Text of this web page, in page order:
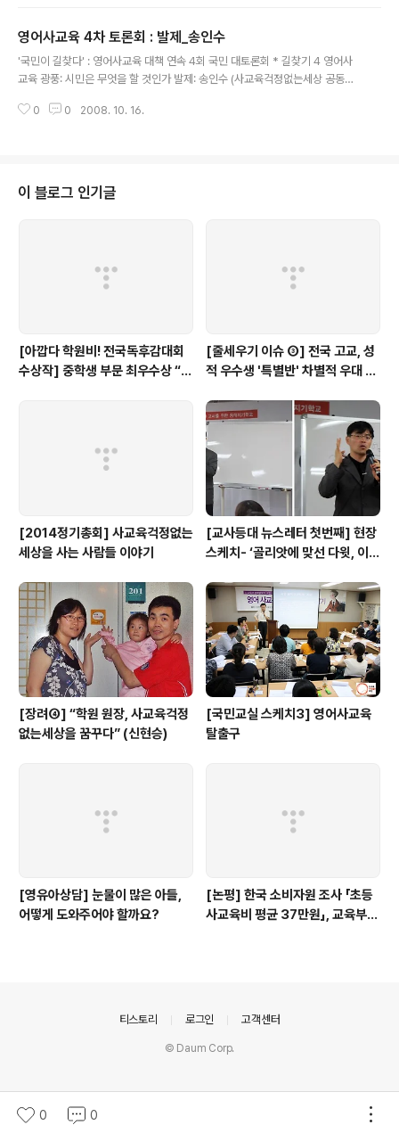
영어사교육 4차 토론회 : 발제_송인수
'국민이 길찾다' : 영어사교육 대책 연속 4회 국민 대토론회 * 길찾기 4 영어사
교육 광풍: 시민은 무엇을 할 것인가 발제: 송인수 (사교육걱정없는세상 공동대
0 0 2008. 10. 16.
이 블로그 인기글
[아깝다 학원비! 전국독후감대회
수상작] 중학생 부문 최우수상 “학
[줄세우기 이슈 ③] 전국 고교, 성
적 우수생 '특별반' 차별적 우대 심
[2014정기총회] 사교육걱정없는
세상을 사는 사람들 이야기
[교사등대 뉴스레터 첫번째] 현장
스케치- ‘골리앗에 맞선 다윗, 이계
[장려④] “학원 원장, 사교육걱정
없는세상을 꿈꾸다” (신현승)
[국민교실 스케치3] 영어사교육
탈출구
[영유아상담] 눈물이 많은 아들,
어떻게 도와주어야 할까요?
[논평] 한국 소비자원 조사 「초등
사교육비 평균 37만원」, 교육부
0 0
티스토리 로그인 고객센터
© Daum Corp.